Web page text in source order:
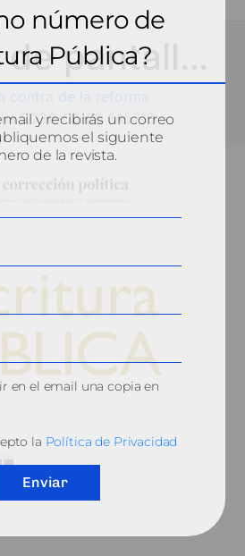
contra de la reforma
2026-05-26 145713
SOMOS
número de
Pública?
y recibirás un correo
el siguiente
de la revista.
en el email una copia en
la Política de Privacidad
Enviar